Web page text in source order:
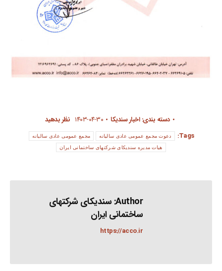
دسته بندی:اخبار سندیکا ۱۴۰۳-۰۴-۳۰ نظر بدهید
Tags:
دعوت مجمع عمومی عادی سالیانه مجمع عمومی عادی سالیانه
هیات مدیره سندیکای شرکتهای ساختمانی ایران
Author: سندیکای شرکتهای
ساختمانی ایران
https://acco.ir